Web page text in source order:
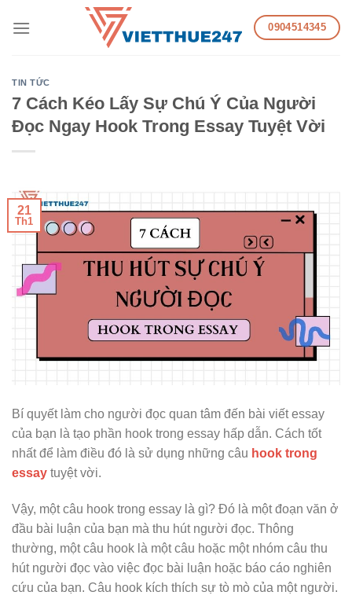
0904514345
TIN TỨC
7 Cách Kéo Lấy Sự Chú Ý Của Người
Đọc Ngay Hook Trong Essay Tuyệt Vời
21
Th1
Bí quyết làm cho người đọc quan tâm đến bài viết essay
của bạn là tạo phần hook trong essay hấp dẫn. Cách tốt
nhất để làm điều đó là sử dụng những câu hook trong
essay tuyệt vời.
Vậy, một câu hook trong essay là gì? Đó là một đoạn văn ở
đầu bài luận của bạn mà thu hút người đọc. Thông
thường, một câu hook là một câu hoặc một nhóm câu thu
hút người đọc vào việc đọc bài luận hoặc báo cáo nghiên
cứu của bạn. Câu hook kích thích sự tò mò của một người.